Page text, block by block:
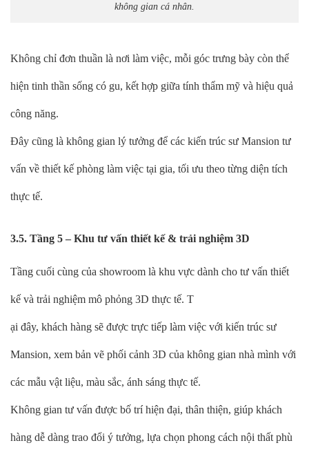
không gian cá nhân.
Không chỉ đơn thuần là nơi làm việc, mỗi góc trưng bày còn thể
hiện tinh thần sống có gu, kết hợp giữa tính thẩm mỹ và hiệu quả
công năng.
Đây cũng là không gian lý tưởng để các kiến trúc sư Mansion tư
vấn về thiết kế phòng làm việc tại gia, tối ưu theo từng diện tích
thực tế.
3.5. Tầng 5 – Khu tư vấn thiết kế & trải nghiệm 3D
Tầng cuối cùng của showroom là khu vực dành cho tư vấn thiết
kế và trải nghiệm mô phỏng 3D thực tế. T
ại đây, khách hàng sẽ được trực tiếp làm việc với kiến trúc sư
Mansion, xem bản vẽ phối cảnh 3D của không gian nhà mình với
các mẫu vật liệu, màu sắc, ánh sáng thực tế.
Không gian tư vấn được bố trí hiện đại, thân thiện, giúp khách
hàng dễ dàng trao đổi ý tưởng, lựa chọn phong cách nội thất phù